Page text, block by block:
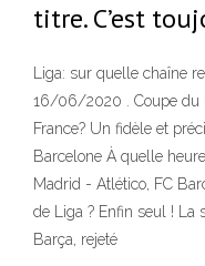
titre. C’est
Liga: sur quelle chaîne
16/06/2020 . Coupe du
France? Un fidèle et
Barcelone À quelle
Madrid - Atlético, FC
de Liga ? Enfin seul ! La
Barça, rejeté